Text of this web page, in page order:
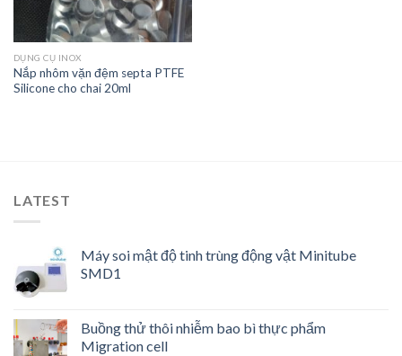
DỤNG CỤ INOX
Nắp nhôm vặn đệm septa PTFE
Silicone cho chai 20ml
LATEST
Máy soi mật độ tinh trùng động vật Minitube
SMD1
Buồng thử thôi nhiễm bao bì thực phẩm
Migration cell